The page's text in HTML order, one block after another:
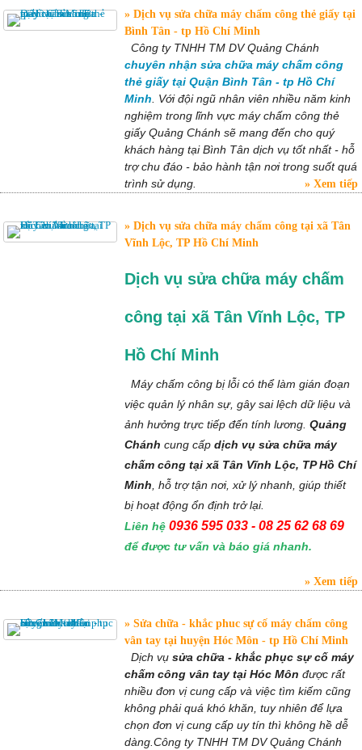
Dịch vụ sửa chữa máy chấm công thẻ giấy tại
Bình Tân - tp Hồ Chí Minh
Công ty TNHH TM DV Quảng Chánh
chuyên nhận sửa chữa máy chấm công
thẻ giấy tại Quận Bình Tân - tp Hồ Chí
Minh . Với đội ngũ nhân viên nhiều năm kinh
nghiệm trong lĩnh vực máy chấm công thẻ
giấy Quảng Chánh sẽ mang đến cho quý
khách hàng tại Bình Tân dịch vụ tốt nhất - hỗ
trợ chu đáo - bảo hành tận nơi trong suốt quá
trình sử dụng.
Xem tiếp
Dịch vụ sửa chữa máy chấm công tại xã Tân
Vĩnh Lộc, TP Hồ Chí Minh
Dịch vụ sửa chữa máy chấm
công tại xã Tân Vĩnh Lộc, TP
Hồ Chí Minh
Máy chấm công bị lỗi có thể làm gián đoạn
việc quản lý nhân sự, gây sai lệch dữ liệu và
ảnh hưởng trực tiếp đến tính lương.Quảng
Chánh cung cấpdịch vụ sửa chữa máy
chấm công tại xã Tân Vĩnh Lộc, TP Hồ Chí
Minh , hỗ trợ tận nơi, xử lý nhanh, giúp thiết
bị hoạt động ổn định trở lại.
Liên hệ0936 595 033 - 08 25 62 68 69
để được tư vấn và báo giá nhanh.
Xem tiếp
Sửa chữa - khắc phuc sự cố máy chấm công
vân tay tại huyện Hóc Môn - tp Hồ Chí Minh
Dịch vụ sửa chữa - khắc phục sự cố máy
chấm công vân tay tại Hóc Mônđược rất
nhiều đơn vị cung cấp và việc tìm kiếm cũng
không phải quá khó khăn, tuy nhiên để lựa
chọn đơn vị cung cấp uy tín thì không hề dễ
dàng.Công ty TNHH TM DV Quảng Chánh